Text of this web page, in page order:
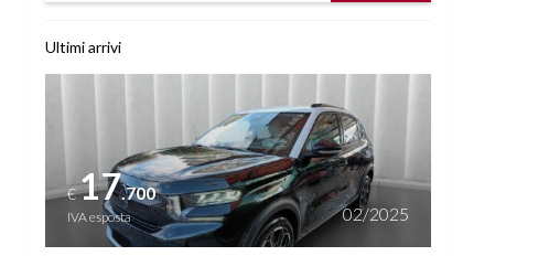
Ultimi arrivi
Vedi dettagli
€17.700
IVA esposta 02/2025